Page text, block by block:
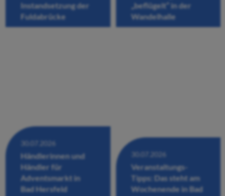
Instandsetzung der
Fuldabrücke
„beflügelt“ in der
Wandelhalle
30.07.2026
Händlerinnen und
Händler für
Adventsmarkt in
Bad Hersfeld
30.07.2026
Veranstaltungs-
Tipps: Das steht am
Wochenende in Bad